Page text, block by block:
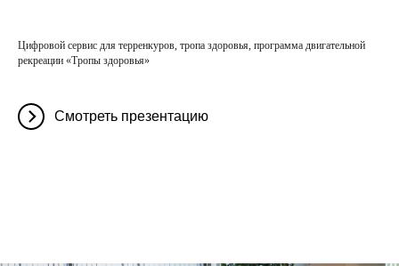
Цифровой сервис для терренкуров, тропа здоровья, программа двигательной
рекреации «Тропы здоровья»
Смотреть презентацию